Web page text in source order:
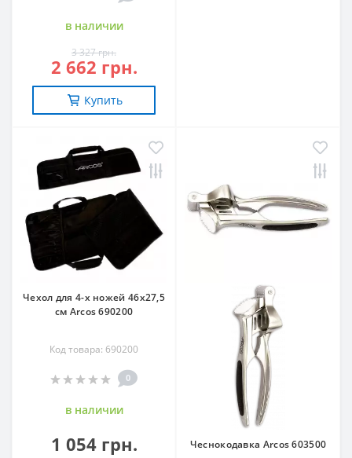
в наличии
3 327 грн.
2 662 грн.
Купить
Чехол для 4-х ножей 46х27,5
см Arcos 690200
Код товара: 690200
0
в наличии
1 054 грн. Чеснокодавка Arcos 603500